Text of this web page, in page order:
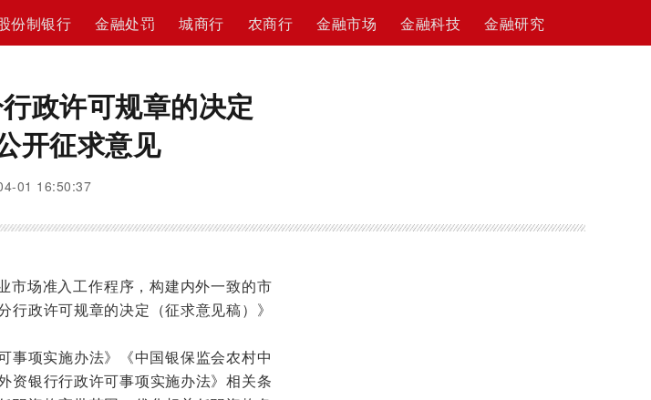
份制银行 金融处罚 城商行 农商行 金融市场 金融科技 金融研究
政许可规章的决定
开征求意见
01 16:50:37
市场准入工作程序，构建内外一致的市
政许可规章的决定（征求意见稿）》
事项实施办法》《中国银保监会农村中
资银行行政许可事项实施办法》相关条